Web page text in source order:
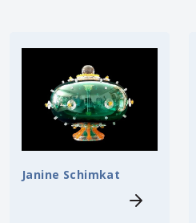
Janine Schimkat